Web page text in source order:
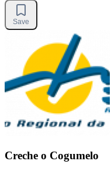
Save
Creche o Cogumelo